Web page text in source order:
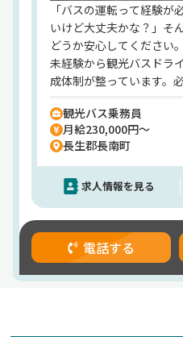
「バスの運転って経験が
いけど大丈夫かな？」そ
どうか安心してください
未経験から観光バスドラ
成体制が整っています。
だけます！入社後は、専
研修を経て、大型二種免
能。ドライバー経験ゼロ
て着実に成長していける
待遇もバッチリ。月給23
当・賞与（年2回）あり
563万円と、高水準の安
離・深夜運行などに応じ
め、頑張りがしっかり収
社宅制度も完備。月々2
観光バス乗務員
月給230,000円～
長生郡長南町
求人情報を見る
電話する